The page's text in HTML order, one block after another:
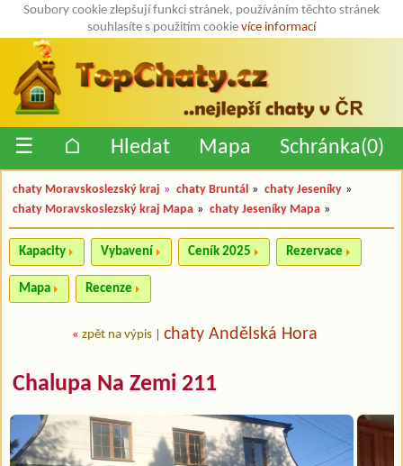
Soubory cookie zlepšují funkci stránek, používáním těchto stránek
souhlasíte s použitím cookie více informací
☰ ⌂ Hledat Mapa Schránka(0)
chaty Moravskoslezský kraj » chaty Bruntál » chaty Jeseníky »
chaty Moravskoslezský kraj Mapa » chaty Jeseníky Mapa »
Kapacity Vybavení Ceník 2025 Rezervace
Mapa Recenze
« zpět na výpis chaty Andělská Hora
Chalupa Na Zemi 211